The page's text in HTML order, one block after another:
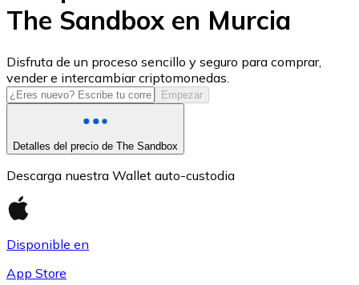
USD Coin
USDC
The Sandbox en Murcia
Disfruta de un proceso sencillo y seguro para comprar,
vender e intercambiar criptomonedas.
Empezar
Detalles del precio de The Sandbox
Descarga nuestra Wallet auto-custodia
Disponible en
App Store